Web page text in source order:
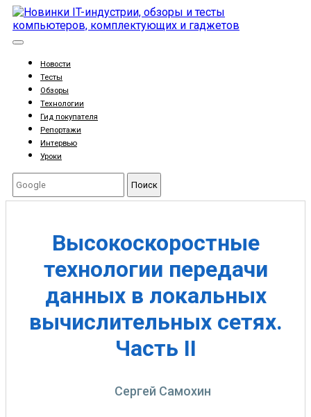
Новости
Тесты
Обзоры
Технологии
Гид покупателя
Репортажи
Интервью
Уроки
Поиск
Высокоскоростные
технологии передачи
данных в локальных
вычислительных сетях.
Часть II
Сергей Самохин